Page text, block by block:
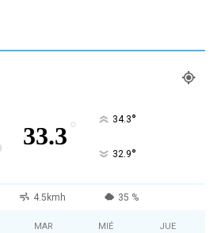
33.3 ° 34.3°
32.9°
4.5kmh 35 %
MAR MIÉ JUE